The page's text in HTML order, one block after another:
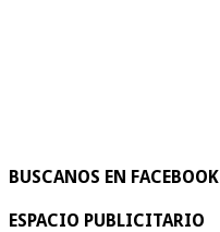
BUSCANOS EN FACEBOOK
ESPACIO PUBLICITARIO